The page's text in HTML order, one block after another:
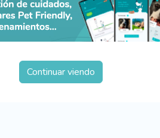
Continuar viendo